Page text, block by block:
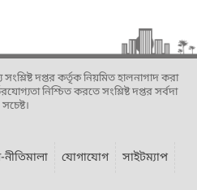
দপ্তর কর্তৃক নিয়মিত হালনাগাদ করা
নিশ্চিত করতে সংশ্লিষ্ট দপ্তর সর্বদা
সচেষ্ট।
যোগাযোগ সাইটম্যাপ